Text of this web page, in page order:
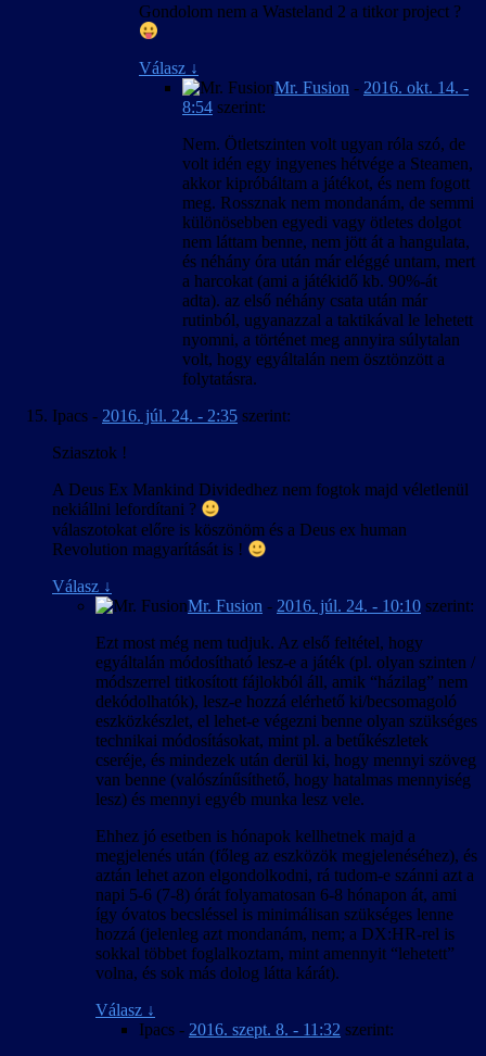
Gondolom nem a Wasteland 2 a titkor project ?
Válasz ↓
Mr. Fusion - 2016. okt. 14. -
8:54 szerint:
Nem. Ötletszinten volt ugyan róla szó, de
volt idén egy ingyenes hétvége a Steamen,
akkor kipróbáltam a játékot, és nem fogott
meg. Rossznak nem mondanám, de semmi
különösebben egyedi vagy ötletes dolgot
nem láttam benne, nem jött át a hangulata,
és néhány óra után már eléggé untam, mert
a harcokat (ami a játékidő kb. 90%-át
adta). az első néhány csata után már
rutinból, ugyanazzal a taktikával le lehetett
nyomni, a történet meg annyira súlytalan
volt, hogy egyáltalán nem ösztönzött a
folytatásra.
Ipacs - 2016. júl. 24. - 2:35 szerint:
Sziasztok !
A Deus Ex Mankind Dividedhez nem fogtok majd véletlenül
nekiállni lefordítani ?
válaszotokat előre is köszönöm és a Deus ex human
Revolution magyarítását is !
Válasz ↓
Mr. Fusion - 2016. júl. 24. - 10:10 szerint:
Ezt most még nem tudjuk. Az első feltétel, hogy
egyáltalán módosítható lesz-e a játék (pl. olyan szinten /
módszerrel titkosított fájlokból áll, amik “házilag” nem
dekódolhatók), lesz-e hozzá elérhető ki/becsomagoló
eszközkészlet, el lehet-e végezni benne olyan szükséges
technikai módosításokat, mint pl. a betűkészletek
cseréje, és mindezek után derül ki, hogy mennyi szöveg
van benne (valószínűsíthető, hogy hatalmas mennyiség
lesz) és mennyi egyéb munka lesz vele.
Ehhez jó esetben is hónapok kellhetnek majd a
megjelenés után (főleg az eszközök megjelenéséhez), és
aztán lehet azon elgondolkodni, rá tudom-e szánni azt a
napi 5-6 (7-8) órát folyamatosan 6-8 hónapon át, ami
így óvatos becsléssel is minimálisan szükséges lenne
hozzá (jelenleg azt mondanám, nem; a DX:HR-rel is
sokkal többet foglalkoztam, mint amennyit “lehetett”
volna, és sok más dolog látta kárát).
Válasz ↓
Ipacs - 2016. szept. 8. - 11:32 szerint: